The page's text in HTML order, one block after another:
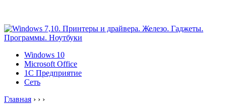
Windows 10
Microsoft Office
1C Предприятие
Сеть
Главная › › ›